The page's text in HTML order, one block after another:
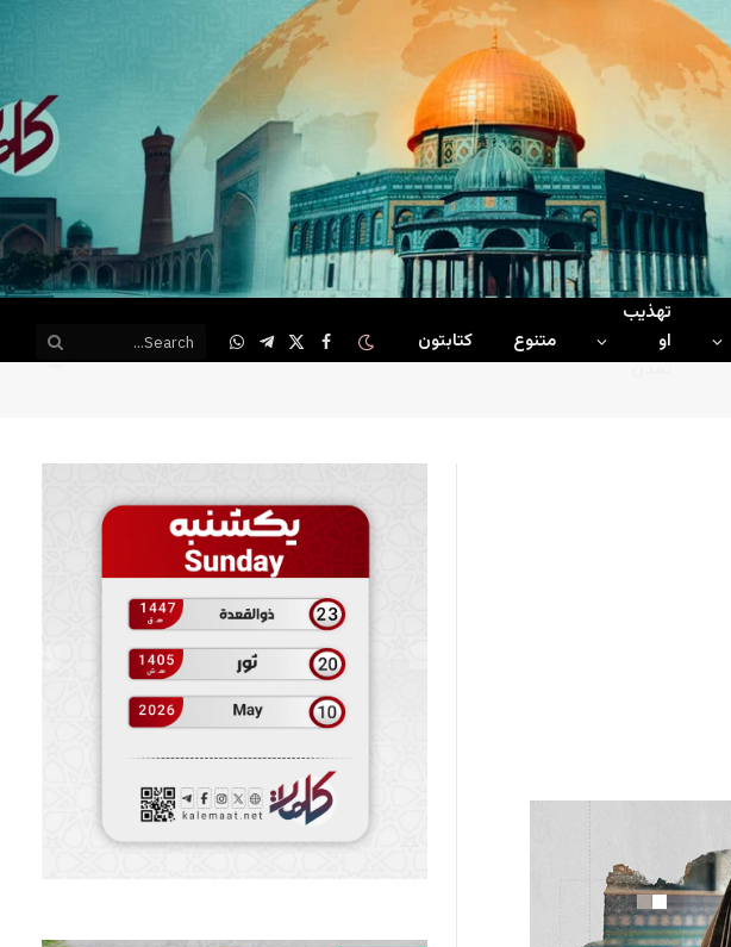
تهذیب
او
تمدن
متنوع کتابتون Facebook
X
Telegram
WhatsApp